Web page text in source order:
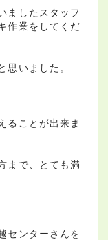
ましたスタッフ
作業をしてくだ
思いました。
ることが出来ま
まで、とても満
センターさんを